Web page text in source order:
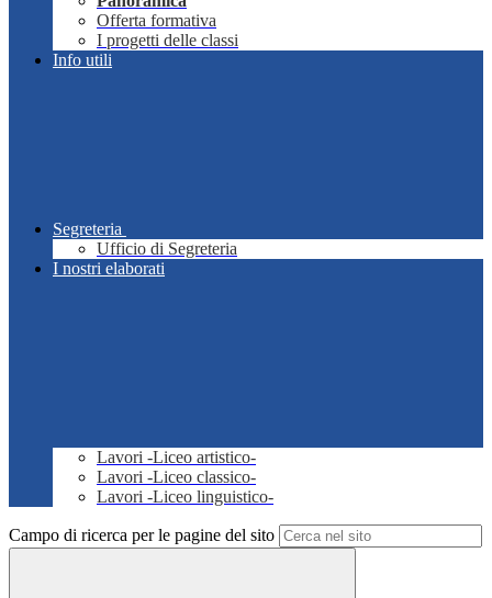
Offerta formativa
I progetti delle classi
Info utili
Segreteria
Ufficio di Segreteria
I nostri elaborati
Lavori -Liceo artistico-
Lavori -Liceo classico-
Lavori -Liceo linguistico-
Campo di ricerca per le pagine del sito